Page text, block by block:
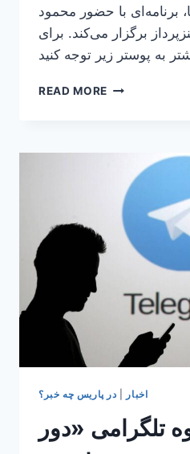
برنامه‌ای با حضور محمود
برگزار می‌کند. برای
READ MORE نمایش
پاریس
اخبار در پاریس چه خبر؟
تلگرامی «دور